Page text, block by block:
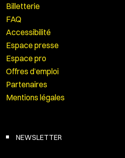
Billetterie
FAQ
Accessibilité
Espace presse
Espace pro
Offres d’emploi
Partenaires
Mentions légales
NEWSLETTER